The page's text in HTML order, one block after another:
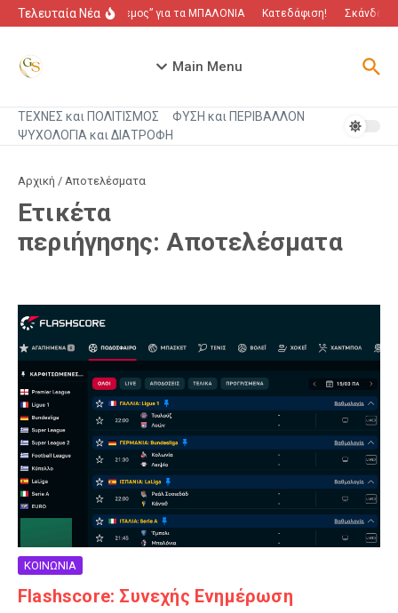
Μετάβαση στο περιεχόμενο
Τελευταία Νέα“Πόλεμος” για τα ΜΠΑΛΟΝΙΑ Κατεδάφιση! Σκάνδαλο
Main Menu
ΤΕΧΝΕΣ και ΠΟΛΙΤΙΣΜΟΣ
ΦΥΣΗ και ΠΕΡΙΒΑΛΛΟΝ
ΨΥΧΟΛΟΓΙΑ και ΔΙΑΤΡΟΦΗ
Αρχική / Αποτελέσματα
Ετικέτα
περιήγησης: Αποτελέσματα
ΚΟΙΝΩΝΙΑ
Flashscore: Συνεχής Ενημέρωση